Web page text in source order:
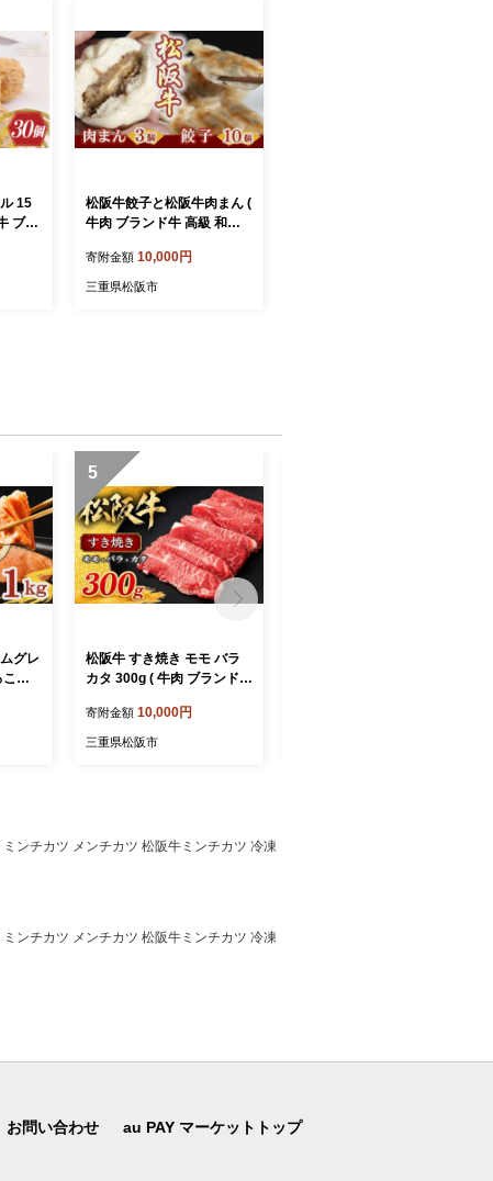
15
ブラ
げ
だ
松阪牛餃子と松阪牛肉まん (
牛肉 ブランド牛 高級 和牛
ぎょうざ ギョーザ 松阪牛餃
子 高級ギョーザ 肉まん 松
寄附金額 10,000円
三重県松阪市
グレ
こ取
ア
ゃ
5
松阪牛 すき焼き モモ バラ
カタ 300g ( 牛肉 ブランド牛
坂牛 霜降り 赤身 すき焼き
すきやき すき焼き用 すき焼
寄附金額 10,000円
三重県松阪市
ンチカツ メンチカツ 松阪牛ミンチカツ 冷凍
ンチカツ メンチカツ 松阪牛ミンチカツ 冷凍
お問い合わせ au PAY マーケットトップ